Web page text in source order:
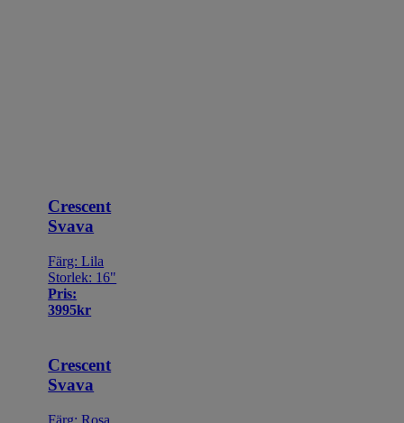
Crescent
Svava
Färg: Lila
Storlek: 16"
Pris:
3995kr
Crescent
Svava
Färg: Rosa